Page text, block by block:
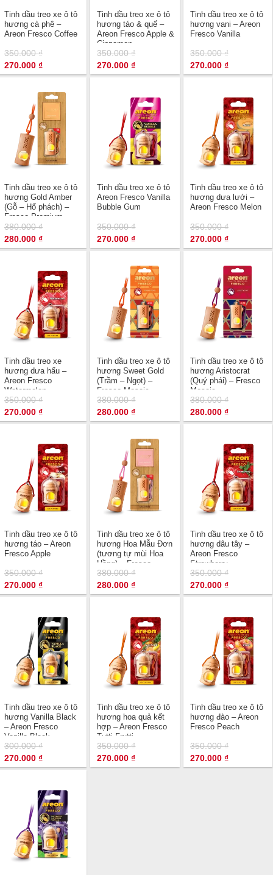
Tinh dầu treo xe ô tô
hương cà phê –
Areon Fresco Coffee
350.000₫
Giá
gốc
là:
270.000 ₫Giá
hiện
tại
270.000 ₫.
Tinh dầu treo xe ô tô
hương táo & quế –
Areon Fresco Apple &
Cinnamon
350.000₫
Giá
gốc
là:
270.000₫Giá
hiện
tại
Tinh dầu treo xe ô tô
hương vani – Areon
Fresco Vanilla
350.000₫
Giá
gốc
là:
270.000 ₫Giá
hiện
tại
Tinh dầu treo xe ô tô
hương Gold Amber
(Gỗ – Hổ phách) –
Fresco Premium
380.000₫
Giá
gốc
là:
280.000 ₫Giá
hiện
tại
Tinh dầu treo xe ô tô
Areon Fresco Vanilla
Bubble Gum
350.000₫
Giá
gốc
là:
270.000₫Giá
hiện
tại
270.000 ₫.
Tinh dầu treo xe ô tô
hương dưa lưới –
Areon Fresco Melon
350.000₫
Giá
gốc
là:
270.000 ₫Giá
hiện
tại
270.000 ₫.
Tinh dầu treo xe
hương dưa hấu –
Areon Fresco
Watermelon
350.000₫
Giá
gốc
là:
270.000 ₫Giá
hiện
tại
Tinh dầu treo xe ô tô
hương Sweet Gold
(Trầm – Ngọt) –
Fresco Mosaic
380.000₫
Giá
gốc
là:
280.000₫Giá
hiện
tại
280.000 ₫.
Tinh dầu treo xe ô tô
hương Aristocrat
(Quý phái) – Fresco
Mosaic
380.000₫
Giá
gốc
là:
280.000 ₫Giá
hiện
tại
Tinh dầu treo xe ô tô
hương táo – Areon
Fresco Apple
350.000₫
Giá
gốc
là:
270.000 ₫Giá
hiện
tại
Tinh dầu treo xe ô tô
hương Hoa Mẫu Đơn
(tương tự mùi Hoa
Hồng) – Fresco
Premium
380.000₫
Giá
gốc
là:
280.000₫Giá
hiện
tại
Tinh dầu treo xe ô tô
hương dâu tây –
Areon Fresco
Strawberry
350.000₫
Giá
gốc
là:
270.000 ₫Giá
hiện
tại
Tinh dầu treo xe ô tô
hương Vanilla Black
– Areon Fresco
Vanilla Black
300.000₫
Giá
gốc
là:
270.000 ₫Giá
hiện
tại
Tinh dầu treo xe ô tô
hương hoa quả kết
hợp – Areon Fresco
Tutti Frutti
350.000₫
Giá
gốc
là:
270.000₫Giá
hiện
tại
Tinh dầu treo xe ô tô
hương đào – Areon
Fresco Peach
350.000₫
Giá
gốc
là:
270.000 ₫Giá
hiện
tại